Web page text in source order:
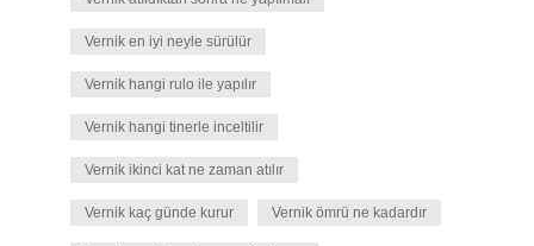
Vernik en iyi neyle sürülür
Vernik hangi rulo ile yapılır
Vernik hangi tinerle inceltilir
Vernik ikinci kat ne zaman atılır
Vernik kaç günde kurur Vernik ömrü ne kadardır